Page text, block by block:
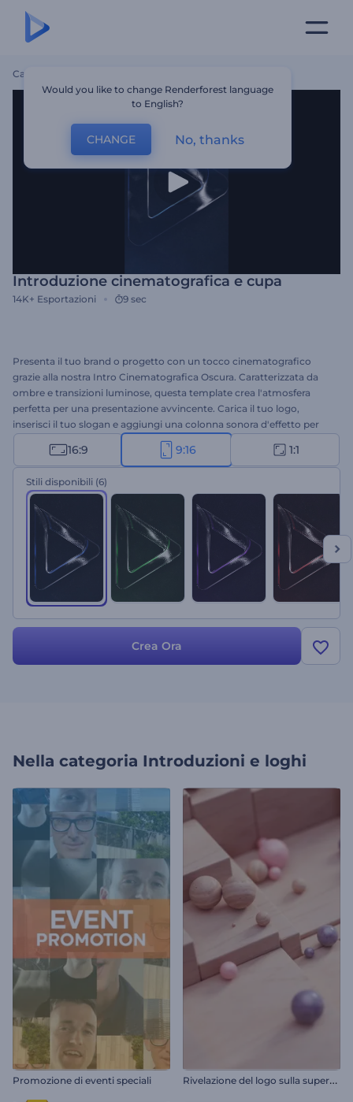
Casa
Introduzione cinematografica e cupa
14K+ Esportazioni 9 sec
Presenta il tuo brand o progetto con un tocco cinematografico
grazie alla nostra Intro Cinematografica Oscura. Caratterizzata da
ombre e transizioni luminose, questa template crea l'atmosfera
perfetta per una presentazione avvincente. Carica il tuo logo,
inserisci il tuo slogan e aggiungi una colonna sonora d'effetto per
un'apertura memorabile. Ideale per promozioni aziendali o di
servizi, intro o outro di canali, introduzioni cinematografiche e
molto altro. Crea ora e coinvolgi il tuo pubblico fin dal primo
istante!
16:9 9:16 1:1
Stili disponibili (6)
Crea Ora
Nella categoria Introduzioni e loghi
Promozione di eventi speciali R
ivelazione del logo sulla superficie a mosaico
Would you like to change Renderforest language
to English?
CHANGE No, thanks